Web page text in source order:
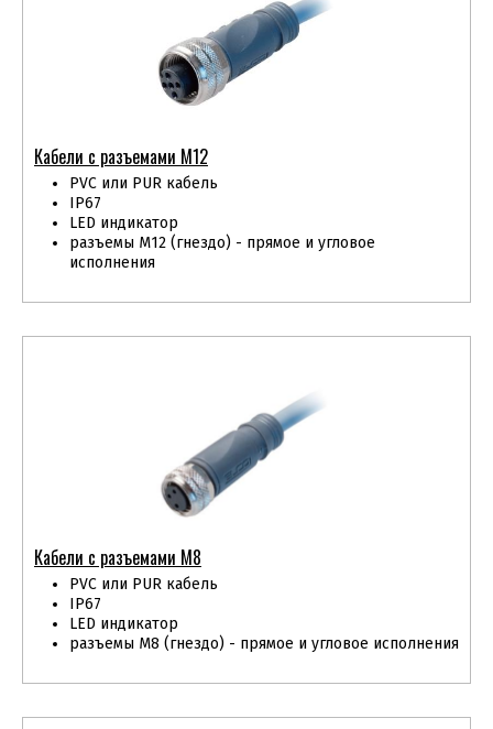
Кабели с разъемами М12
PVC или PUR кабель
IP67
LED индикатор
разъемы М12 (гнездо) - прямое и угловое
исполнения
Кабели с разъемами М8
PVC или PUR кабель
IP67
LED индикатор
разъемы М8 (гнездо) - прямое и угловое исполнения